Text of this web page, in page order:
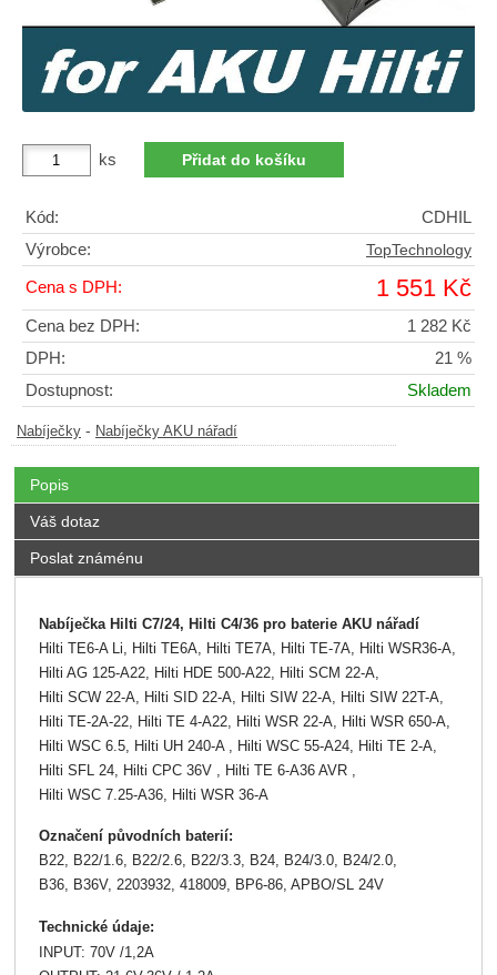
ks
Kód:
CDHIL
Výrobce:
TopTechnology
Cena s DPH: 1 551 Kč
Cena bez DPH:
1 282 Kč
DPH:
21 %
Dostupnost:
Skladem
Nabíječky - Nabíječky AKU nářadí
Popis
Váš dotaz
Poslat známénu
Nabíječka Hilti C7/24, Hilti C4/36 pro baterie AKU nářadí
Hilti TE6-A Li, Hilti TE6A, Hilti TE7A, Hilti TE-7A,
Hilti WSR36-A,
Hilti AG 125-A22, Hilti HDE 500-A22, Hilti SCM 22-A,
Hilti SCW 22-A, Hilti SID 22-A, Hilti SIW 22-A, Hilti SIW 22T-A,
Hilti TE-2A-22, Hilti TE 4-A22, Hilti WSR 22-A, Hilti WSR 650-A,
Hilti WSC 6.5, Hilti UH 240-A , Hilti WSC 55-A24, Hilti TE 2-A,
Hilti SFL 24,
Hilti CPC 36V , Hilti TE 6-A36 AVR ,
Hilti WSC 7.25-A36,
Hilti WSR 36-A
Označení původních baterií:
B22, B22/1.6, B22/2.6, B22/3.3, B24, B24/3.0, B24/2.0,
B36, B36V, 2203932, 418009, BP6-86, APBO/SL 24V
Technické údaje:
INPUT: 70V /1,2A